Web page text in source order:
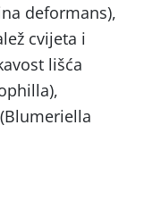
deformans),
cvijeta i
lišća